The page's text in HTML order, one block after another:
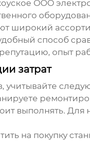
ООО
широкий
способ
опыт
затрат
, учитывайте
выполнять.
на покупку